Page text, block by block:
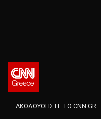
ΑΚΟΛΟΥΘΗΣΤΕ ΤΟ CNN.GR